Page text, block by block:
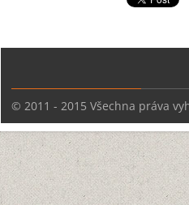
© 2011 - 2015 Všechna práva